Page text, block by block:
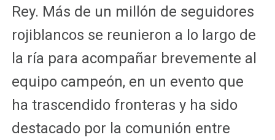
Rey. Más de un millón de seguidores
rojiblancos se reunieron a lo largo de
la ría para acompañar brevemente al
equipo campeón, en un evento que
ha trascendido fronteras y ha sido
destacado por la comunión entre